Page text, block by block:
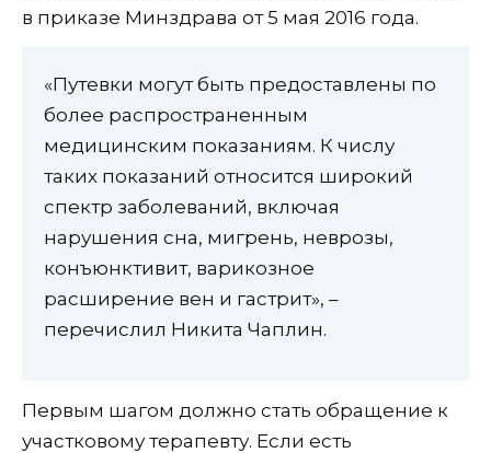
в приказе Минздрава от 5 мая 2016 года.
«Путевки могут быть предоставлены по
более распространенным
медицинским показаниям. К числу
таких показаний относится широкий
спектр заболеваний, включая
нарушения сна, мигрень, неврозы,
конъюнктивит, варикозное
расширение вен и гастрит», –
перечислил Никита Чаплин.
Первым шагом должно стать обращение к
участковому терапевту. Если есть